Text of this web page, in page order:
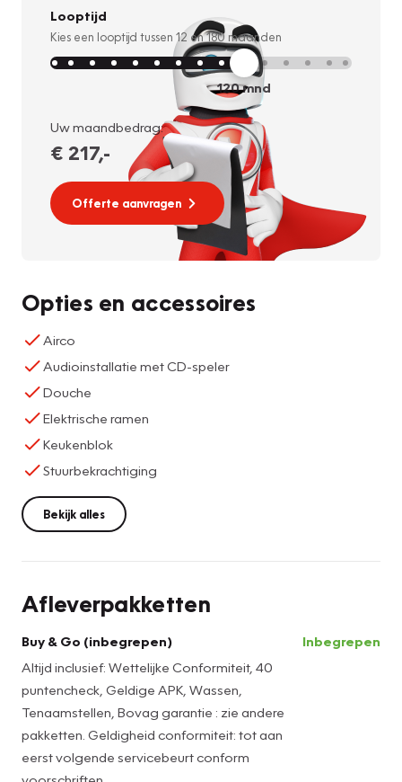
Looptijd
Kies een looptijd tussen 12 en180 maanden
120mnd
Uw maandbedrag:
€ 217,-
Offerte aanvragen
Opties en accessoires
Airco
Audioinstallatie met CD-speler
Douche
Elektrische ramen
Keukenblok
Stuurbekrachtiging
Bekijk alles
Afleverpakketten
Buy & Go (inbegrepen)
Altijd inclusief: Wettelijke Conformiteit, 40
puntencheck, Geldige APK, Wassen,
Tenaamstellen, Bovag garantie : zie andere
pakketten. Geldigheid conformiteit: tot aan
eerst volgende servicebeurt conform
Inbegrepen